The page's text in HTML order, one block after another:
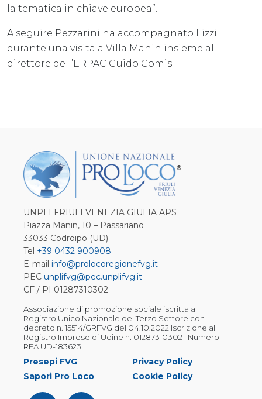
la tematica in chiave europea”.
A seguire Pezzarini ha accompagnato Lizzi
durante una visita a Villa Manin insieme al
direttore dell’ERPAC Guido Comis.
UNPLI FRIULI VENEZIA GIULIA APS
Piazza Manin, 10 – Passariano
33033 Codroipo (UD)
Tel +39 0432 900908
E-mail info@prolocoregionefvg.it
PEC unplifvg@pec.unplifvg.it
CF / PI 01287310302
Associazione di promozione sociale iscritta al
Registro Unico Nazionale del Terzo Settore con
decreto n. 15514/GRFVG del 04.10.2022 Iscrizione al
Registro Imprese di Udine n. 01287310302 | Numero
REA UD-183623
Presepi FVG
Sapori Pro Loco
Privacy Policy
Cookie Policy